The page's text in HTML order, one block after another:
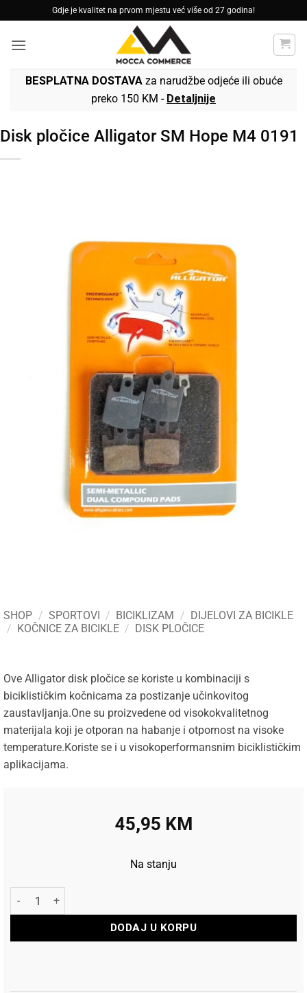
to
content
Gdje je kvalitet na prvom mjestu već više od 27 godina!
BESPLATNA DOSTAVAza narudžbe odjeće ili obuće
preko 150 KM - Detaljnije
Disk pločice Alligator SM Hope M4 0191
SHOP / SPORTOVI / BICIKLIZAM / DIJELOVI ZA BICIKLE
/ KOČNICE ZA BICIKLE / DISK PLOČICE
Ove Alligator disk pločice se koriste u kombinaciji s
biciklističkim kočnicama za postizanje učinkovitog
zaustavljanja.One su proizvedene od visokokvalitetnog
materijala koji je otporan na habanje i otpornost na visoke
temperature.Koriste se i u visokoperformansnim biciklističkim
aplikacijama.
45,95 KM
Na stanju
Disk pločice Alligator SM Hope M4 0191 količina
DODAJ U KORPU